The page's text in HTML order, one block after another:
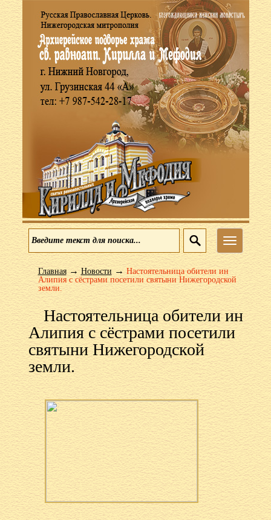
Меню
Главная→Новости→Настоятельница обители ин
Алипия с сёстрами посетили святыни Нижегородской
земли.
Настоятельница обители ин
Алипия с сёстрами посетили
святыни Нижегородской
земли.